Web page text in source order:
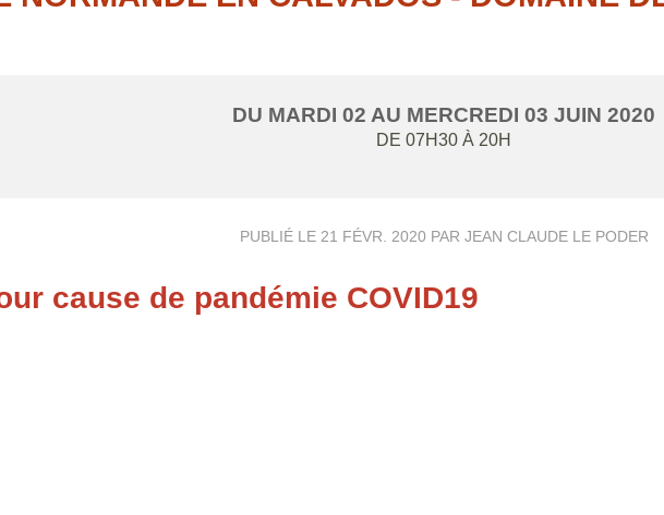
DU MARDI 02 AU MERCREDI 03 JUIN 2020
DE 07H30 À 20H
PUBLIÉ LE 21 FÉVR. 2020 PAR JEAN CLAUDE LE PODER
cause de pandémie COVID19